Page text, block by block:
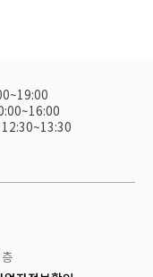
12:30~13:30